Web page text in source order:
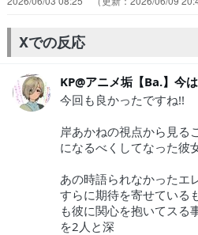
に限らないけど、プロってのはすごい
集編みたいな感… あかりの視点がく
Xでの反応
今回も良かったですね!!
岸あかねの視点から見る
になるべくしてなった彼
あの時語られなかったエ
すらに期待を寄せている
も彼に関心を抱いてス
を2人と深